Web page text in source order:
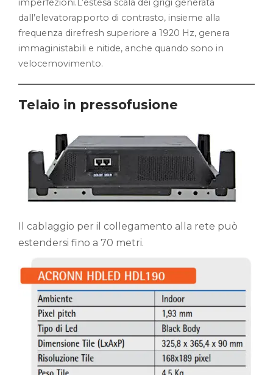
imperfezioni.L’estesa scala dei grigi generata
dall’elevatorapporto di contrasto, insieme alla
frequenza direfresh superiore a 1920 Hz, genera
immaginistabili e nitide, anche quando sono in
velocemovimento.
Telaio in pressofusione
Il cablaggio per il collegamento alla rete può
estendersi fino a 70 metri.